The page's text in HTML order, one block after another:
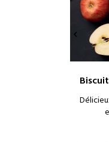
